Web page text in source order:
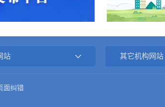
站 其它机构网站
面纠错